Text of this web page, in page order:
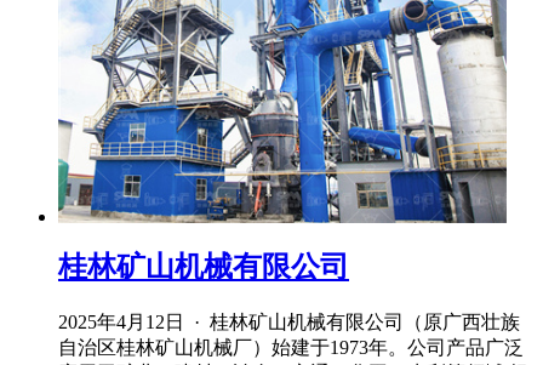
桂林矿山机械有限公司
2025年4月12日 · 桂林矿山机械有限公司（原广西壮族
自治区桂林矿山机械厂）始建于1973年。公司产品广泛